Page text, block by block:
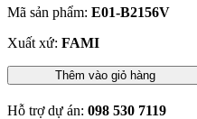
Mã sản phẩm: E01-B2156V
Xuất xứ: FAMI
Thêm vào giỏ hàng
Hỗ trợ dự án: 098 530 7119